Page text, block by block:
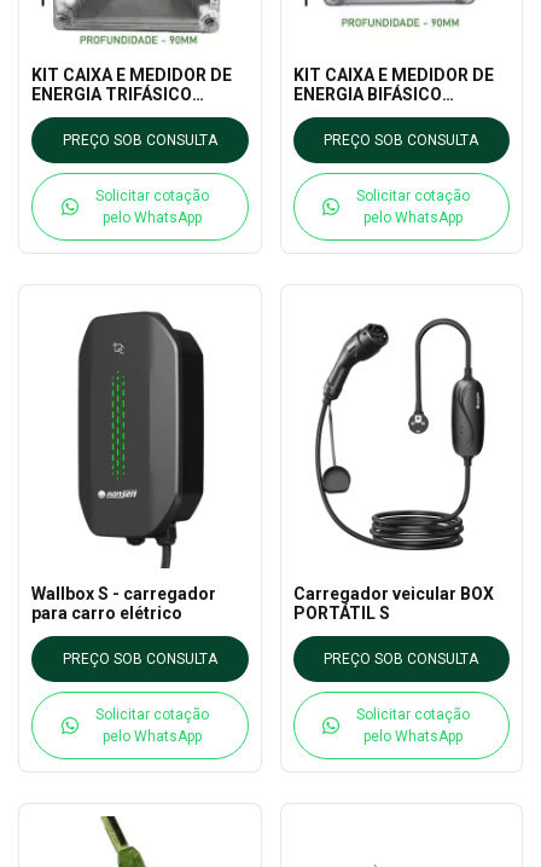
KIT CAIXA E MEDIDOR DE
ENERGIA TRIFÁSICO
VECTOR 3 120A
PREÇO SOB CONSULTA
Solicitar cotação
pelo WhatsApp
KIT CAIXA E MEDIDOR DE
ENERGIA BIFÁSICO
BIDIRECIONAL VECTOR 4
120APREÇO SOB CONSULTA
Solicitar cotação
pelo WhatsApp
Wallbox S - carregador
para carro elétrico
PREÇO SOB CONSULTA
Solicitar cotação
pelo WhatsApp
Carregador veicular BOX
PORTÁTIL S
PREÇO SOB CONSULTA
Solicitar cotação
pelo WhatsApp